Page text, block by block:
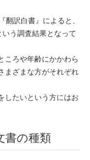
翻訳白書』によると、
う調査結果となって
ころや年齢にかかわら
まざまな方がそれぞれ
したいという方にはお
書の種類